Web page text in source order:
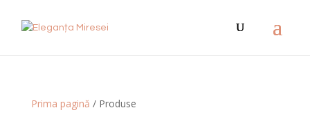
Prima pagină / Produse